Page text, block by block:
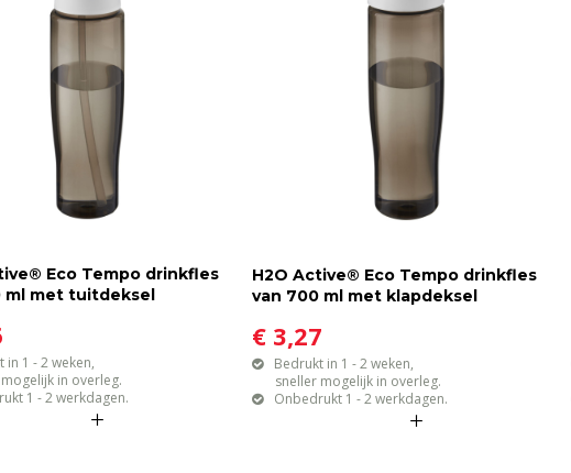
Eco Tempo drinkfles
ml met tuitdeksel
in 1 - 2 weken,
in overleg.
1 - 2 werkdagen.
H2O Active® Eco Tempo drinkfles
van 700 ml met klapdeksel
€ 3,27
Bedrukt in 1 - 2 weken,
sneller mogelijk in overleg.
Onbedrukt 1 - 2 werkdagen.